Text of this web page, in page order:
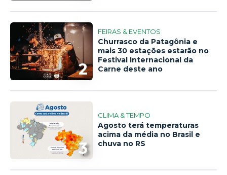
2
FEIRAS & EVENTOS
Churrasco da Patagônia e
mais 30 estações estarão no
Festival Internacional da
Carne deste ano
3
CLIMA & TEMPO
Agosto terá temperaturas
acima da média no Brasil e
chuva no RS